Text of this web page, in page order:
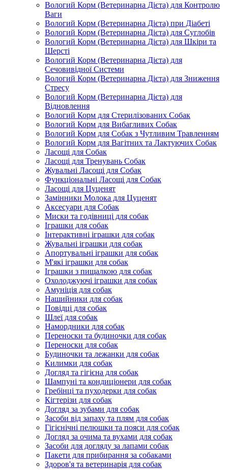
Вологий Корм (Ветеринарна Дієта) для Контролю
Ваги
Вологий Корм (Ветеринарна Дієта) при Діабеті
Вологий Корм (Ветеринарна Дієта) для Суглобів
Вологий Корм (Ветеринарна Дієта) для Шкіри та
Шерсті
Вологий Корм (Ветеринарна Дієта) для
Сечовивідної Системи
Вологий Корм (Ветеринарна Дієта) для Зниження
Стресу
Вологий Корм (Ветеринарна Дієта) для
Відновлення
Вологий Корм для Стерилізованих Собак
Вологий Корм для Вибагливих Собак
Вологий Корм для Собак з Чутливим Травленням
Вологий Корм для Вагітних та Лактуючих Собак
Ласощі для Собак
Ласощі для Тренувань Собак
Жувальні Ласощі для Собак
Функціональні Ласощі для Собак
Ласощі для Цуценят
Замінники Молока для Цуценят
Аксесуари для Собак
Миски та годівниці для собак
Іграшки для собак
Інтерактивні іграшки для собак
Жувальні іграшки для собак
Апортувальні іграшки для собак
М'які іграшки для собак
Іграшки з пищалкою для собак
Охолоджуючі іграшки для собак
Амуніція для собак
Нашийники для собак
Повідці для собак
Шлеї для собак
Намордники для собак
Переноски та будиночки для собак
Переноски для собак
Будиночки та лежанки для собак
Килимки для собак
Догляд та гігієна для собак
Шампуні та кондиціонери для собак
Гребінці та пуходерки для собак
Кігтерізи для собак
Догляд за зубами для собак
Засоби від запаху та плям для собак
Гігієнічні пелюшки та пояси для собак
Догляд за очима та вухами для собак
Засоби для догляду за лапами собак
Пакети для прибирання за собаками
Здоров'я та ветеринарія для собак